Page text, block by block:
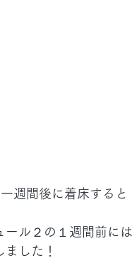
週間後に着床すると
ル２の１週間前には
した！